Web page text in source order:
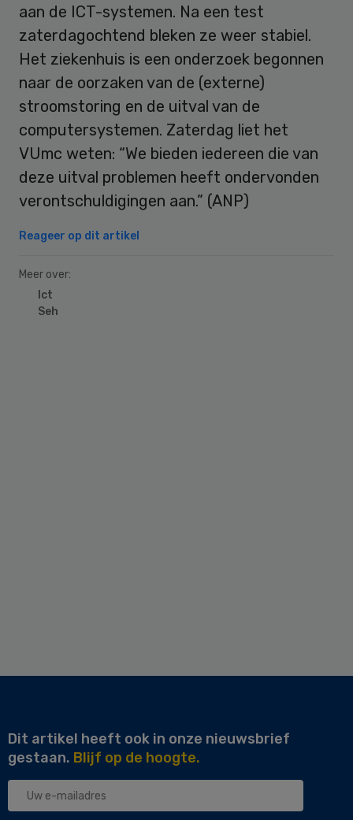
aan de ICT-systemen. Na een test
zaterdagochtend bleken ze weer stabiel.
Het ziekenhuis is een onderzoek begonnen
naar de oorzaken van de (externe)
stroomstoring en de uitval van de
computersystemen. Zaterdag liet het
VUmc weten: “We bieden iedereen die van
deze uitval problemen heeft ondervonden
verontschuldigingen aan.” (ANP)
Reageer op dit artikel
Meer over:
Ict
Seh
Dit artikel heeft ook in onze nieuwsbrief
gestaan. Blijf op de hoogte.
Uw